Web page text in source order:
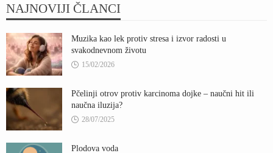
NAJNOVIJI ČLANCI
Muzika kao lek protiv stresa i izvor radosti u
svakodnevnom životu
15/02/2026
Pčelinji otrov protiv karcinoma dojke – naučni hit ili
naučna iluzija?
28/07/2025
Plodova voda